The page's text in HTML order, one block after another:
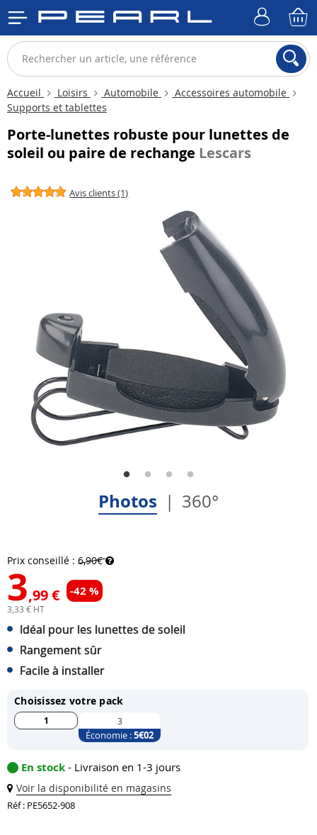
Accueil Loisirs Automobile
Accessoires automobile
Supports et tablettes
Porte-lunettes robuste pour lunettes de
soleil ou paire de rechange Lescars
Avis clients (1)
Photos 360°
Prix conseillé : 6,90€
3,99 € -42 %
3,33 € HT
Idéal pour les lunettes de soleil
Rangement sûr
Facile à installer
Choisissez votre pack
1 3
Économie :5€02
En stock - Livraison en 1-3 jours
Voir la disponibilité en magasins
Réf : PE5652-908